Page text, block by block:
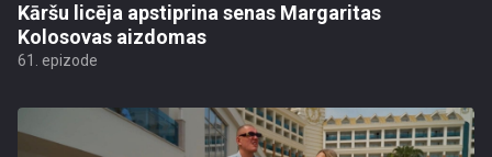
Kāršu licēja apstiprina senas Margaritas
Kolosovas aizdomas
61. epizode